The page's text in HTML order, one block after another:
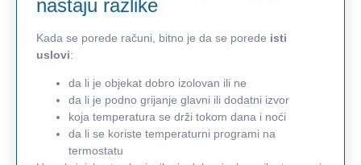
nastaju razlike
Kada se porede računi, bitno je da se porede isti
uslovi:
da li je objekat dobro izolovan ili ne
da li je podno grijanje glavni ili dodatni izvor
koja temperatura se drži tokom dana i noći
da li se koriste temperaturni programi na
termostatu